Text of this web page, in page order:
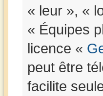
« leur », «
« Équipes
licence «
peut être
facilite